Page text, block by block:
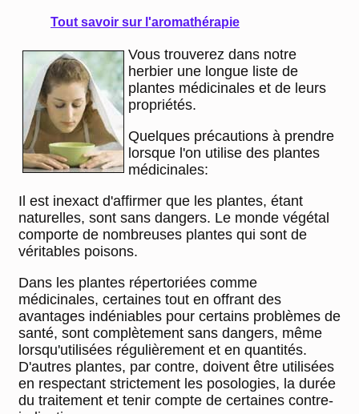
Tout savoir sur l'aromathérapie
Vous trouverez dans notre
herbier une longue liste de
plantes médicinales et de leurs
propriétés.
Quelques précautions à prendre
lorsque l'on utilise des plantes
médicinales:
Il est inexact d'affirmer que les plantes, étant
naturelles, sont sans dangers. Le monde végétal
comporte de nombreuses plantes qui sont de
véritables poisons.
Dans les plantes répertoriées comme
médicinales, certaines tout en offrant des
avantages indéniables pour certains problèmes de
santé, sont complètement sans dangers, même
lorsqu'utilisées régulièrement et en quantités.
D'autres plantes, par contre, doivent être utilisées
en respectant strictement les posologies, la durée
du traitement et tenir compte de certaines contre-